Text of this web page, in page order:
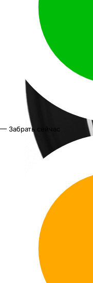
— Забрать сейчас